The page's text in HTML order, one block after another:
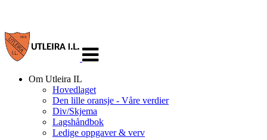
navigasjon
Om Utleira IL
Hovedlaget
Den lille oransje - Våre verdier
Div/Skjema
Lagshåndbok
Ledige oppgaver & verv